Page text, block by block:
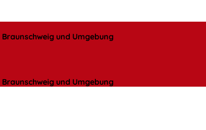
und Umgebung
und Umgebung